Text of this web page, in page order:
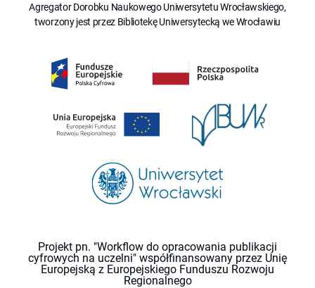
Agregator Dorobku Naukowego Uniwersytetu Wrocławskiego,
tworzony jest przez Bibliotekę Uniwersytecką we Wrocławiu
Projekt pn. "Workflow do opracowania publikacji
cyfrowych na uczelni" współfinansowany przez Unię
Europejską z Europejskiego Funduszu Rozwoju
Regionalnego